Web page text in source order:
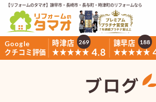
【リフォームのタマオ】諫早市・長崎市・長与町・時津町のリフォームなら
Google
クチコミ評価
時津店
★★★★★ 4.8
269
諫早店
★★★★★
188
ブログ